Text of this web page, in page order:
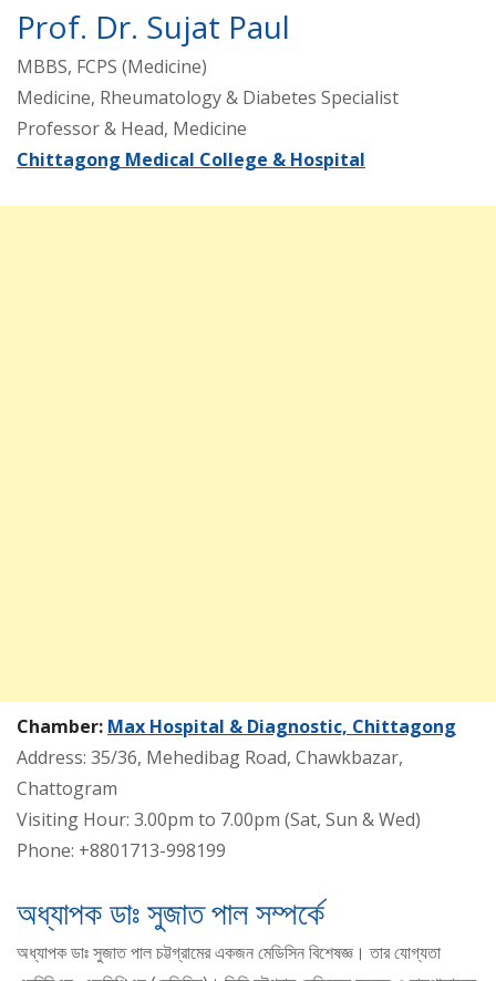
Prof. Dr. Sujat Paul
MBBS, FCPS (Medicine)
Medicine, Rheumatology & Diabetes Specialist
Professor & Head, Medicine
Chittagong Medical College & Hospital
Chamber: Max Hospital & Diagnostic, Chittagong
Address: 35/36, Mehedibag Road, Chawkbazar,
Chattogram
Visiting Hour: 3.00pm to 7.00pm (Sat, Sun & Wed)
Phone: +8801713-998199
অধ্যাপক ডাঃ সুজাত পাল সম্পর্কে
অধ্যাপক ডাঃ সুজাত পাল চট্টগ্রামের একজন মেডিসিন বিশেষজ্ঞ। তার যোগ্যতা